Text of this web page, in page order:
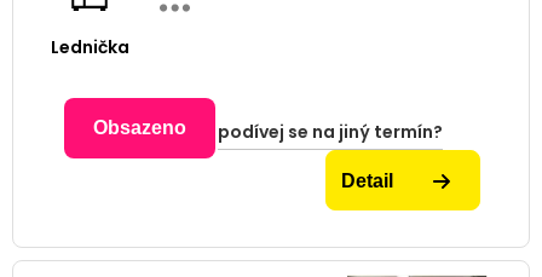
Lednička
Obsazeno podívej se na jiný termín?
Detail